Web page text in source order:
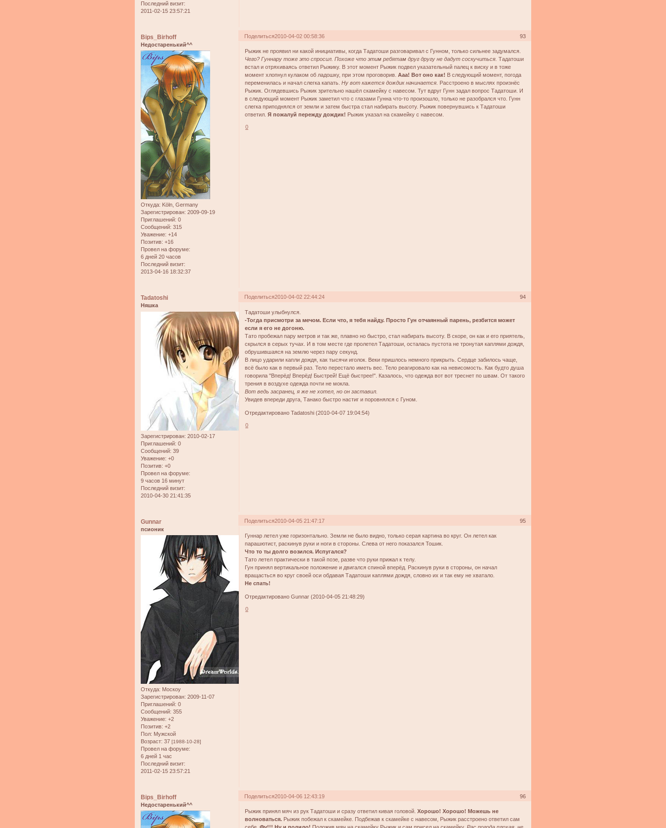
Последний визит:
2011-02-15 23:57:21
Поделиться 93
2010-04-02 00:58:36
Bips_Birhoff
Недостаренький^^
Откуда: Köln, Germany
Зарегистрирован: 2009-09-19
Приглашений: 0
Сообщений: 315
Уважение: +14
Позитив: +16
Провел на форуме:
6 дней 20 часов
Последний визит:
2013-04-16 18:32:37
Рыжик не проявил ни какой инициативы, когда Тадатоши разговаривал с Гунном, только сильнее задумался.
Чего? Гуннару тоже это спросил. Похоже что этим ребятам друг другу не дадут соскучиться. Тадатоши
встал и отряхиваясь ответил Рыжику. В этот момент Рыжик подвел указательный палец к виску и в тоже
момент хлопнул кулаком об ладошку, при этом проговорив.Ааа! Вот оно как! В следующий момент, погода
переменилась и начал слегка капать.Ну вот кажется дождик начинается. Расстроено в мыслях произнёс
Рыжик. Оглядевшись Рыжик зрительно нашёл скамейку с навесом. Тут вдруг Гунн задал вопрос Тадатоши. И
в следующий момент Рыжик заметил что с глазами Гунна что-то произошло, только не разобрался что. Гунн
слегка приподнялся от земли и затем быстра стал набирать высоту. Рыжик повернувшись к Тадатоши
ответил.Я пожалуй пережду дождик! Рыжик указал на скамейку с навесом.
0
Поделиться 94
2010-04-02 22:44:24
Tadatoshi
Няшка
Зарегистрирован: 2010-02-17
Приглашений: 0
Сообщений: 39
Уважение: +0
Позитив: +0
Провел на форуме:
9 часов 16 минут
Последний визит:
2010-04-30 21:41:35
Тадатоши улыбнулся.
-Тогда присмотри за мечом. Если что, я тебя найду. Просто Гун отчаянный парень, резбится может
если я его не догоню.
Тато пробежал пару метров и так же, плавно но быстро, стал набирать высоту. В скоре, он как и его приятель,
скрылся в серых тучах. И в том месте где пролетел Тадатоши, осталась пустота не тронутая каплями дождя,
обрушившаяся на землю через пару секунд.
В лицо ударили капли дождя, как тысячи иголок. Веки пришлось немного прикрыть. Сердце забилось чаще,
всё было как в первый раз. Тело перестало иметь вес. Тело реагировало как на невисомость. Как будто душа
говорила "Вперёд! Вперёд! Быстрей! Ещё быстрее!". Казалось, что одежда вот вот треснет по швам. От такого
трения в воздухе одежда почти не мокла.
Вот ведь засранец, я же не хотел, но он заставил.
Увидев впереди друга, Танако быстро настиг и поровнялся с Гуном.
Отредактировано Tadatoshi (2010-04-07 19:04:54)
0
Поделиться 95
2010-04-05 21:47:17
Gunnar
псионик
Откуда: Москоу
Зарегистрирован: 2009-11-07
Приглашений: 0
Сообщений: 355
Уважение: +2
Позитив: +2
Пол: Мужской
Возраст: 37 [1988-10-28]
Провел на форуме:
6 дней 1 час
Последний визит:
2011-02-15 23:57:21
Гуннар летел уже горизонтально. Земли не было видно, только серая картина во круг. Он летел как
парашютист, раскинув руки и ноги в стороны. Слева от него показался Тошик.
Что то ты долго возился. Испугался?
Тато летел практически в такой позе, разве что руки прижал к телу.
Гун принял вертикальное положение и двигался спиной вперёд. Раскинув руки в стороны, он начал
вращасться во круг своей оси обдавая Тадатоши каплями дождя, словно их и так ему не хватало.
Не спать!
Отредактировано Gunnar (2010-04-05 21:48:29)
0
Поделиться 96
2010-04-06 12:43:19
Bips_Birhoff
Недостаренький^^
Рыжик принял мяч из рук Тадатоши и сразу ответил кивая головой.Хорошо! Хорошо! Можешь не
волноваться. Рыжик побежал к скамейке. Подбежав к скамейке с навесом, Рыжик расстроено ответил сам